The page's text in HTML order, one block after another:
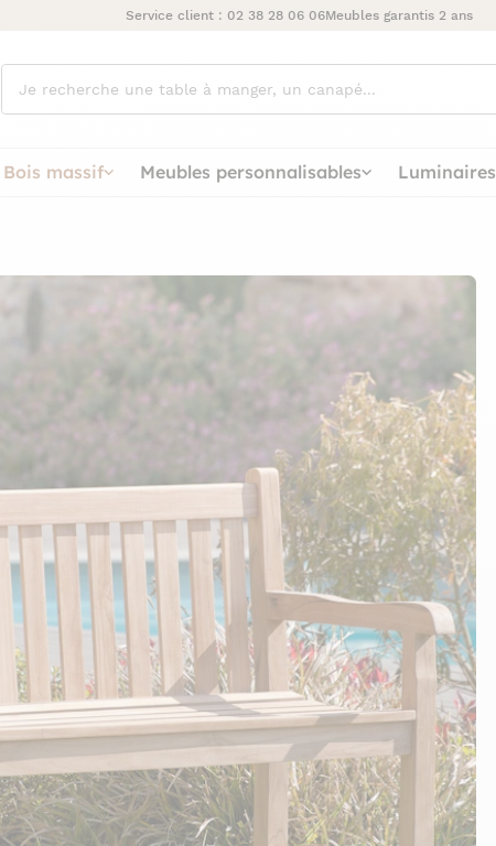
Service client : 02 38 28 06 06Meubles garantis 2 ans
cherchez
vous ?
Bois massif Meubles personnalisables Luminaires